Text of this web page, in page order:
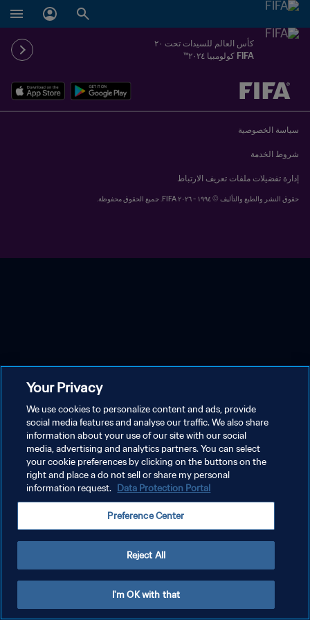
كأس العالم للسيدات تحت ٢٠
FIFA كولومبيا ٢٠٢٤™
سياسة الخصوصية
شروط الخدمة
إدارة تفضيلات ملفات تعريف الارتباط
حقوق النشر والطبع والتأليف © ١٩٩٤ - ٢٠٢٦ FIFA. جميع الحقوق محفوظة.
Your Privacy
We use cookies to personalize content and ads, provide
social media features and analyse our traffic. We also share
information about your use of our site with our social
media, advertising and analytics partners. You can select
your cookie preferences by clicking on the buttons on the
right and place a do not sell or share my personal
information request. Data Protection Portal
Preference Center
Reject All
I'm OK with that